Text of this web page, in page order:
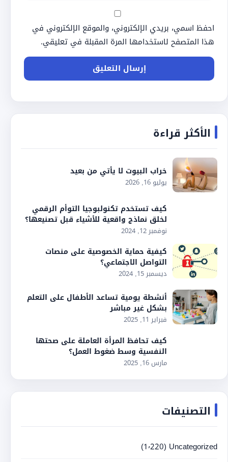
احفظ اسمي، بريدي الإلكتروني، والموقع الإلكتروني في
هذا المتصفح لاستخدامها المرة المقبلة في تعليقي.
الأكثر قراءة
خراب البيوت لا يأتي من بعيد
يوليو 16, 2026
كيف تستخدم تكنولبوجيا التوأم الرقمي
لخلق نماذج واقعية للأشياء قبل تصنيعها؟
نوفمبر 12, 2024
كيفية حماية الخصوصية على منصات
التواصل الاجتماعي؟
ديسمبر 15, 2024
أنشطة يومية تساعد الأطفال على التعلم
بشكل غير مباشر
فبراير 11, 2025
كيف تحافظ المرأة العاملة على صحتها
النفسية وسط ضغوط العمل؟
مارس 16, 2025
التصنيفات
Uncategorized (1٬220)